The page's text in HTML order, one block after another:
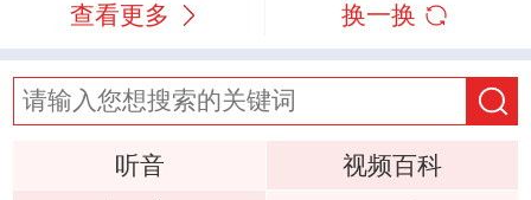
查看更多 换一换
听音
视频百科